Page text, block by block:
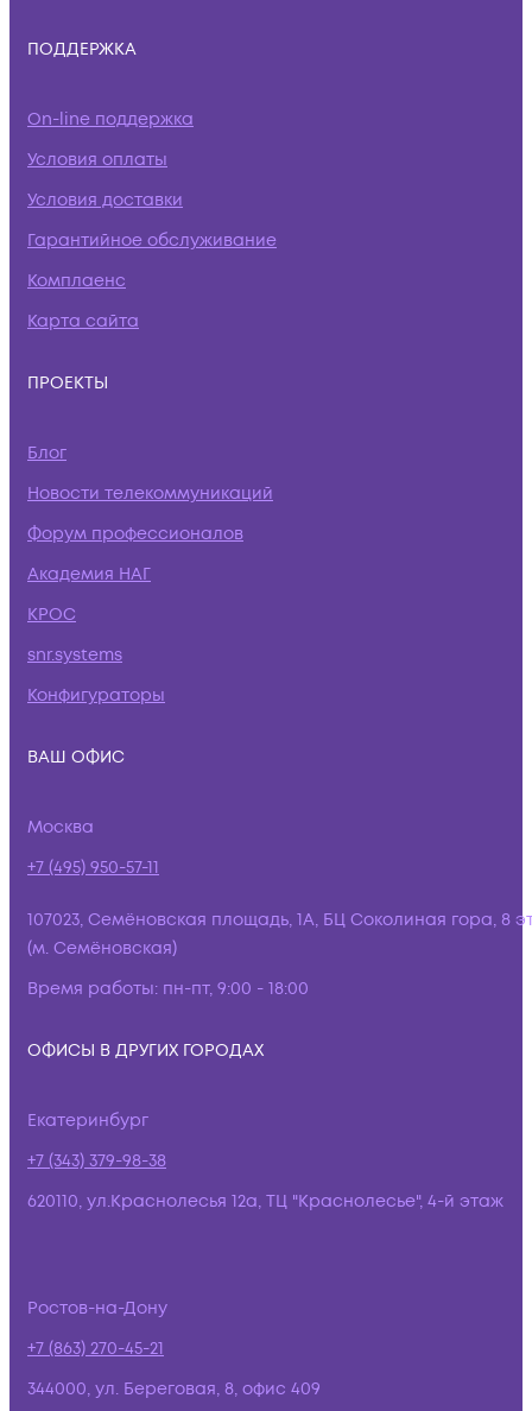
ПОДДЕРЖКА
On-line поддержка
Условия оплаты
Условия доставки
Гарантийное обслуживание
Комплаенс
Карта сайта
ПРОЕКТЫ
Блог
Новости телекоммуникаций
Форум профессионалов
Академия НАГ
КРОС
snr.systems
Конфигураторы
ВАШ ОФИС
Москва
+7 (495) 950-57-11
107023, Семёновская площадь, 1А, БЦ Соколиная гора, 8
(м. Семёновская)
Время работы: пн-пт, 9:00 - 18:00
ОФИСЫ В ДРУГИХ ГОРОДАХ
Екатеринбург
+7 (343) 379-98-38
620110, ул.Краснолесья 12а, ТЦ "Краснолесье", 4-й этаж
Ростов-на-Дону
+7 (863) 270-45-21
344000, ул. Береговая, 8, офис 409